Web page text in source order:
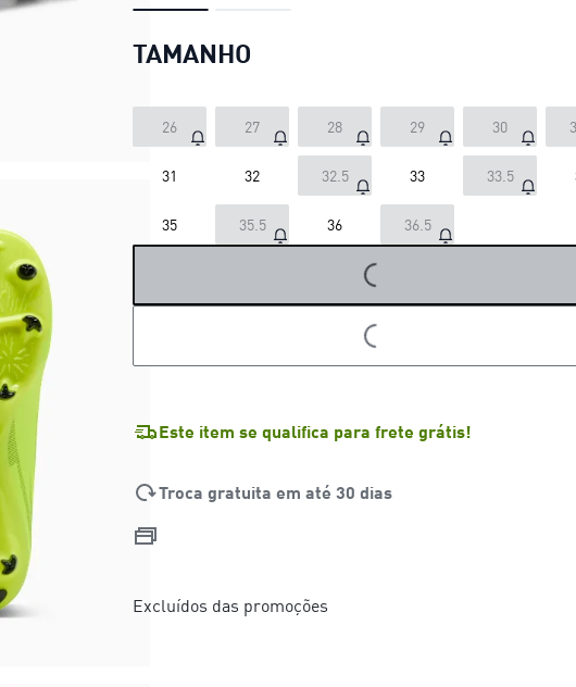
TAMANHO
26 27 28 29 30
31 32 32.5 33 33.5
35 35.5 36 36.5
LOADING...
LOADING...
Este item se qualifica para frete grátis!
Troca gratuita em até 30 dias
Excluídos das promoções